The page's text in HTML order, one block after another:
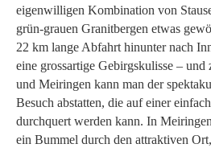
eigenwilligen Kombination von
grün-grauen Granitbergen etwas
22 km lange Abfahrt hinunter nach
eine grossartige Gebirgskulisse –
und Meiringen kann man der
Besuch abstatten, die auf einer
durchquert werden kann. In
ein Bummel durch den attraktiven